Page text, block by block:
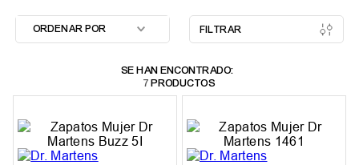
ORDENAR POR FILTRAR
7PRODUCTOS